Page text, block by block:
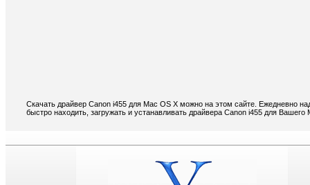
Скачать драйвер Canon i455 для Mac OS X можно на этом сайте. Ежедневно
быстро находить, загружать и устанавливать драйвера Canon i455 для Вашего